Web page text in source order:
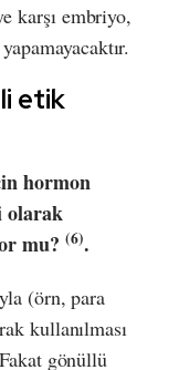
karşı embriyo,
etik
hormon
olarak
mu? (6).
(örn, para
kullanılması
gönüllü